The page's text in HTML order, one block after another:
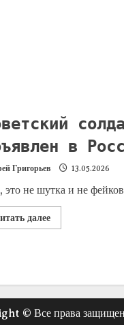
в
Григорьев 13.05.2026
это не шутка и не
далее
© Все права